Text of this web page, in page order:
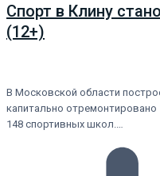
Спорт в Клину
(12+)
В Московской области
капитально
148 спортивных школ.…